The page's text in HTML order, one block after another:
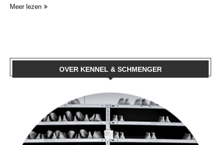
Meer lezen
OVER KENNEL & SCHMENGER